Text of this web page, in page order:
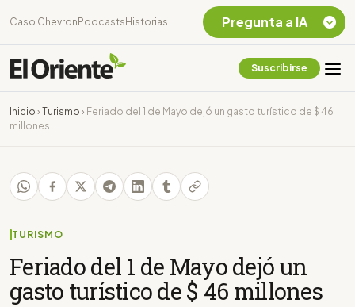
Caso Chevron Podcasts Historias
Suscribirse
Inicio › Turismo › Feriado del 1 de Mayo dejó un gasto turístico de $ 46
millones
TURISMO
Feriado del 1 de Mayo dejó un
gasto turístico de $ 46 millones
Pregunta a IA
Chevron Ecuador